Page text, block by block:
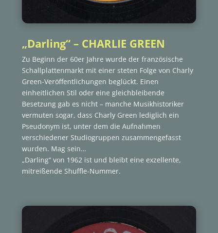
„Darling“ – CHARLIE GREEN
Zu Beginn der 60er Jahre wurde der französische
Schallplattenmarkt mit einer steten Folge von Charly
Green-Veröffentlichungen beglückt. Einen
einheitlichen Stil oder eine gleichbleibende
Besetzung gab es nicht – manche Musikhistoriker
vermuten sogar, dass Charly Green lediglich ein
Pseudonym ist, unter dem die Aufnahmen
verschiedener Studiogruppen zusammengefasst
wurden. Mag sein…
„Darling“ von 1962 ist und bleibt eine exzellente,
mitreißende Shuffle-Nummer.